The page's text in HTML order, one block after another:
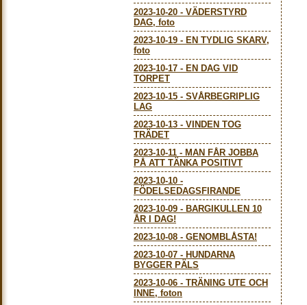
2023-10-20 - VÄDERSTYRD
DAG, foto
2023-10-19 - EN TYDLIG SKARV,
foto
2023-10-17 - EN DAG VID
TORPET
2023-10-15 - SVÅRBEGRIPLIG
LAG
2023-10-13 - VINDEN TOG
TRÄDET
2023-10-11 - MAN FÅR JOBBA
PÅ ATT TÄNKA POSITIVT
2023-10-10 -
FÖDELSEDAGSFIRANDE
2023-10-09 - BARGIKULLEN 10
ÅR I DAG!
2023-10-08 - GENOMBLÅSTA!
2023-10-07 - HUNDARNA
BYGGER PÄLS
2023-10-06 - TRÄNING UTE OCH
INNE, foton